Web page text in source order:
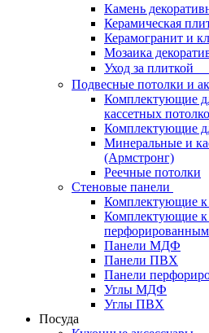
Камень
Керамическая
Керамогранит и
Мозаика
Уход за плиткой
Подвесные потолки и
Комплектующие
кассетных
Комплектующие
Минеральные и
(Армстронг)
Реечные потолки
Стеновые панели
Комплектующие
Комплектующие к
перфорированным
Панели МДФ
Панели ПВХ
Панели
Углы МДФ
Углы ПВХ
Посуда